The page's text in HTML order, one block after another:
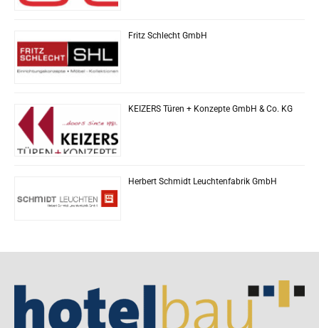
Fritz Schlecht GmbH
KEIZERS Türen + Konzepte GmbH & Co. KG
Herbert Schmidt Leuchtenfabrik GmbH